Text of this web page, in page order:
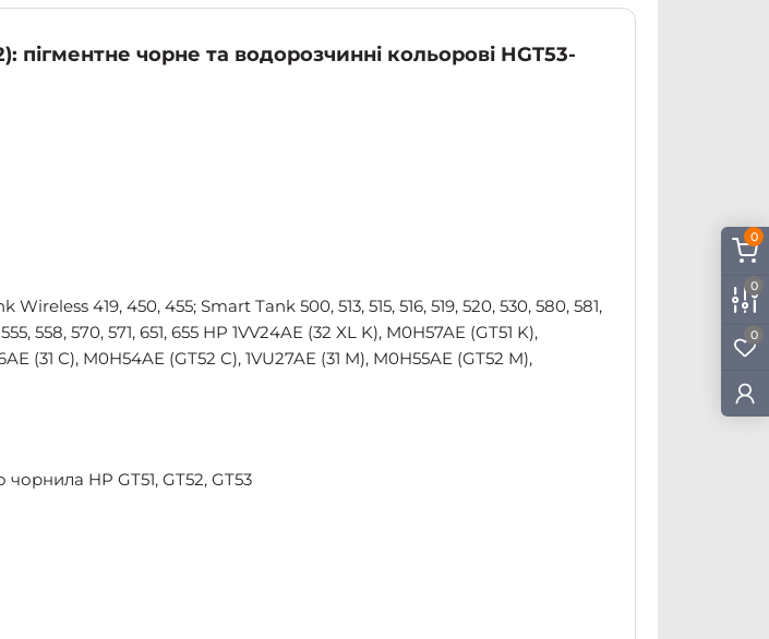
0
0
0
пігментне чорне та водорозчинні кольорові HGT53-
419, 450, 455; Smart Tank 500, 513, 515, 516, 519, 520, 530, 580, 581,
558, 570, 571, 651, 655 HP 1VV24AE (32 XL K), M0H57AE (GT51 K),
(31 С), M0H54AE (GT52 C), 1VU27AE (31 M), M0H55AE (GT52 M),
HP GT51, GT52, GT53